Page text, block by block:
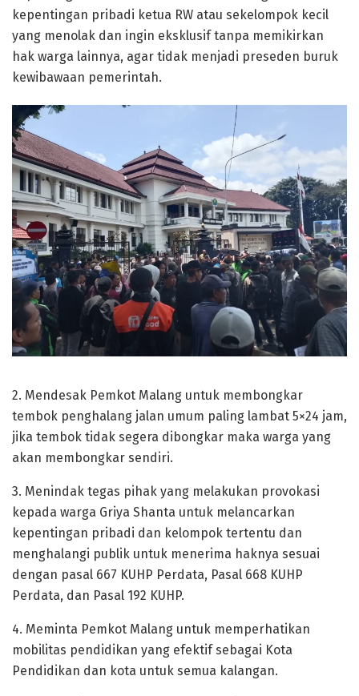
kepentingan pribadi ketua RW atau sekelompok kecil
yang menolak dan ingin eksklusif tanpa memikirkan
hak warga lainnya, agar tidak menjadi preseden buruk
kewibawaan pemerintah.
2. Mendesak Pemkot Malang untuk membongkar
tembok penghalang jalan umum paling lambat 5×24 jam,
jika tembok tidak segera dibongkar maka warga yang
akan membongkar sendiri.
3. Menindak tegas pihak yang melakukan provokasi
kepada warga Griya Shanta untuk melancarkan
kepentingan pribadi dan kelompok tertentu dan
menghalangi publik untuk menerima haknya sesuai
dengan pasal 667 KUHP Perdata, Pasal 668 KUHP
Perdata, dan Pasal 192 KUHP.
4. Meminta Pemkot Malang untuk memperhatikan
mobilitas pendidikan yang efektif sebagai Kota
Pendidikan dan kota untuk semua kalangan.